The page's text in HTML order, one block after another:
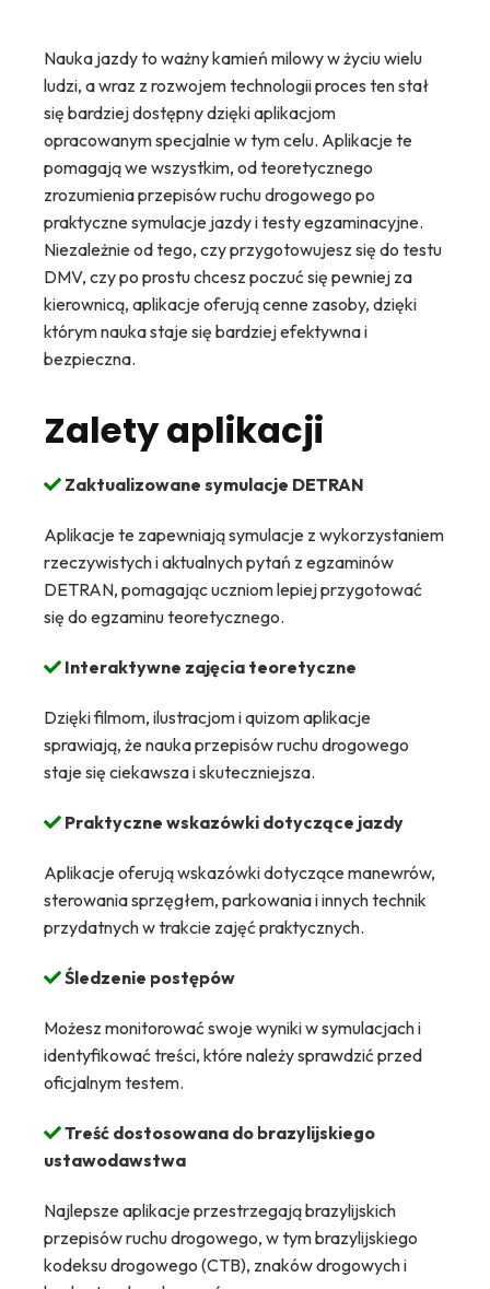
Nauka jazdy to ważny kamień milowy w życiu wielu
ludzi, a wraz z rozwojem technologii proces ten stał
się bardziej dostępny dzięki aplikacjom
opracowanym specjalnie w tym celu. Aplikacje te
pomagają we wszystkim, od teoretycznego
zrozumienia przepisów ruchu drogowego po
praktyczne symulacje jazdy i testy egzaminacyjne.
Niezależnie od tego, czy przygotowujesz się do testu
DMV, czy po prostu chcesz poczuć się pewniej za
kierownicą, aplikacje oferują cenne zasoby, dzięki
którym nauka staje się bardziej efektywna i
bezpieczna.
Zalety aplikacji
Zaktualizowane symulacje DETRAN
Aplikacje te zapewniają symulacje z wykorzystaniem
rzeczywistych i aktualnych pytań z egzaminów
DETRAN, pomagając uczniom lepiej przygotować
się do egzaminu teoretycznego.
Interaktywne zajęcia teoretyczne
Dzięki filmom, ilustracjom i quizom aplikacje
sprawiają, że nauka przepisów ruchu drogowego
staje się ciekawsza i skuteczniejsza.
Praktyczne wskazówki dotyczące jazdy
Aplikacje oferują wskazówki dotyczące manewrów,
sterowania sprzęgłem, parkowania i innych technik
przydatnych w trakcie zajęć praktycznych.
Śledzenie postępów
Możesz monitorować swoje wyniki w symulacjach i
identyfikować treści, które należy sprawdzić przed
oficjalnym testem.
Treść dostosowana do brazylijskiego
ustawodawstwa
Najlepsze aplikacje przestrzegają brazylijskich
przepisów ruchu drogowego, w tym brazylijskiego
kodeksu drogowego (CTB), znaków drogowych i